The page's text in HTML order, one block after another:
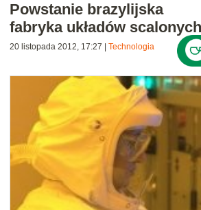
Powstanie brazylijska
fabryka układów scalonych
20 listopada 2012, 17:27 Technologia